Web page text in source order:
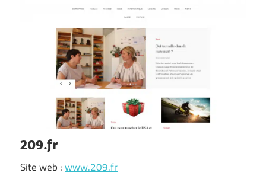
209.fr
Site web :www.209.fr